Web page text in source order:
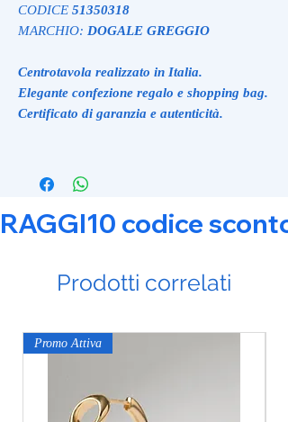
CODICE 51350318
MARCHIO: DOGALE GREGGIO
Centrotavola realizzato in Italia.
Elegante confezione regalo e shopping bag.
Certificato di garanzia e autenticità.
RAGGI10 codice
Prodotti correlati
Promo Attiva